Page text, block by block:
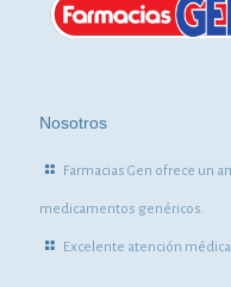
Nosotros
Farmacias Gen ofrece un
medicamentos genéricos.
Excelente atención